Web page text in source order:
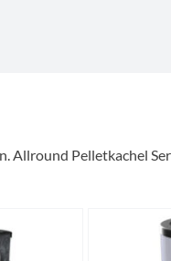
Allround Pelletkachel